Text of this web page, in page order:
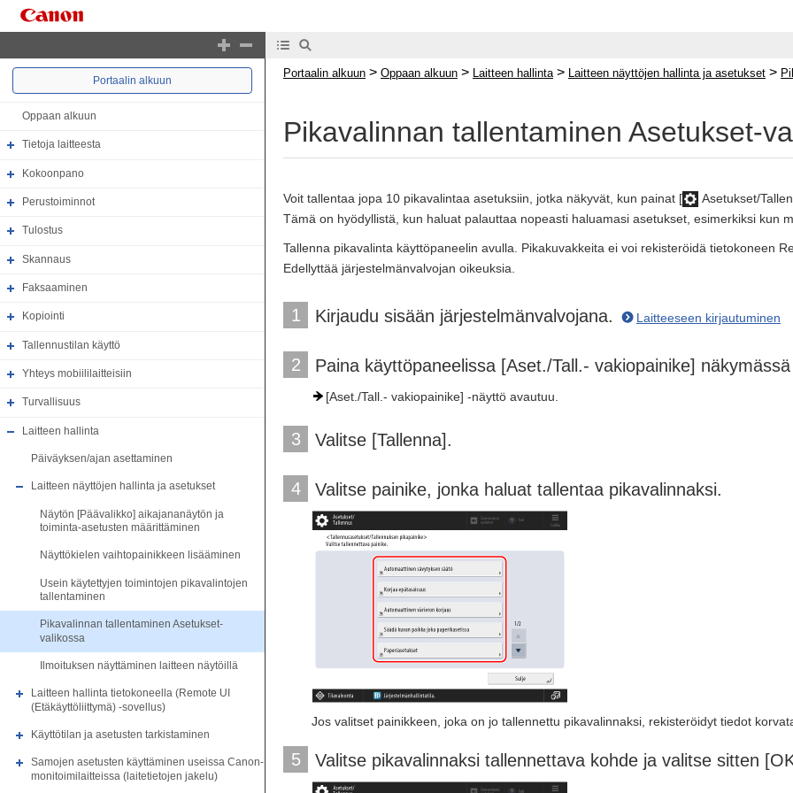
Portaalin alkuun
Oppaan alkuun
Tietoja laitteesta
Kokoonpano
Perustoiminnot
Tulostus
Skannaus
Faksaaminen
Kopiointi
Tallennustilan käyttö
Yhteys mobiililaitteisiin
Turvallisuus
Laitteen hallinta
Päiväyksen/ajan asettaminen
Laitteen näyttöjen hallinta ja asetukset
Näytön [Päävalikko] aikajananäytön ja
toiminta-asetusten määrittäminen
Näyttökielen vaihtopainikkeen lisääminen
Usein käytettyjen toimintojen pikavalintojen
tallentaminen
Pikavalinnan tallentaminen Asetukset-
valikossa
Ilmoituksen näyttäminen laitteen näytöillä
Laitteen hallinta tietokoneella (Remote UI
(Etäkäyttöliittymä) -sovellus)
Käyttötilan ja asetusten tarkistaminen
Samojen asetusten käyttäminen useissa Canon-
monitoimilaitteissa (laitetietojen jakelu)
Portaalin alkuun > Oppaan alkuun > Laitteen hallinta > Laitteen näyttöjen hallinta ja asetukset >
Pikavalinnan tallentaminen Asetukset-
Voit tallentaa jopa 10 pikavalintaa asetuksiin, jotka näkyvät, kun painat [
Asetukset/
Tämä on hyödyllistä, kun haluat palauttaa nopeasti haluamasi asetukset, esimerkiksi kun
Tallenna pikavalinta käyttöpaneelin avulla. Pikakuvakkeita ei voi rekisteröidä tietokoneen
Edellyttää järjestelmänvalvojan oikeuksia.
1 Kirjaudu sisään järjestelmänvalvojana. Laitteeseen kirjautuminen
2 Paina käyttöpaneelissa [Aset./Tall.- vakiopainike]
[Aset./Tall.- vakiopainike] -näyttö avautuu.
3 Valitse [Tallenna].
4 Valitse painike, jonka haluat tallentaa pikavalinnaksi.
Jos valitset painikkeen, joka on jo tallennettu pikavalinnaksi, rekisteröidyt tiedot
5 Valitse pikavalinnaksi tallennettava kohde ja valitse sitten